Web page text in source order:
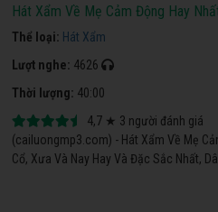
Hát Xẩm Về Mẹ Cảm Động Hay
Thể loại: Hát Xẩm
Lượt nghe: 4626
Thời lượng: 40:00
4,7 ★ 3 người đánh giá
(cailuongmp3.com) - Hát Xẩm Về Mẹ
Cổ, Xưa Và Nay Hay Và Đặc Sắc Nhất,